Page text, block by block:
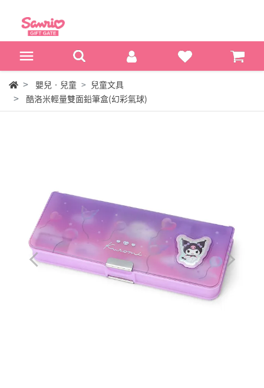
嬰兒‧兒童
兒童文具
酷洛米輕量雙面鉛筆盒(幻彩氣球)